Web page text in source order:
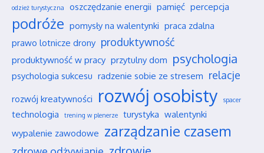
odzież turystyczna oszczędzanie energii pamięć percepcja
podróże pomysły na walentynki praca zdalna
prawo lotnicze drony produktywność
produktywność w pracy przytulny dom psychologia
psychologia sukcesu radzenie sobie ze stresem relacje
rozwój kreatywności rozwój osobisty spacer
technologia trening w plenerze turystyka walentynki
wypalenie zawodowe zarządzanie czasem